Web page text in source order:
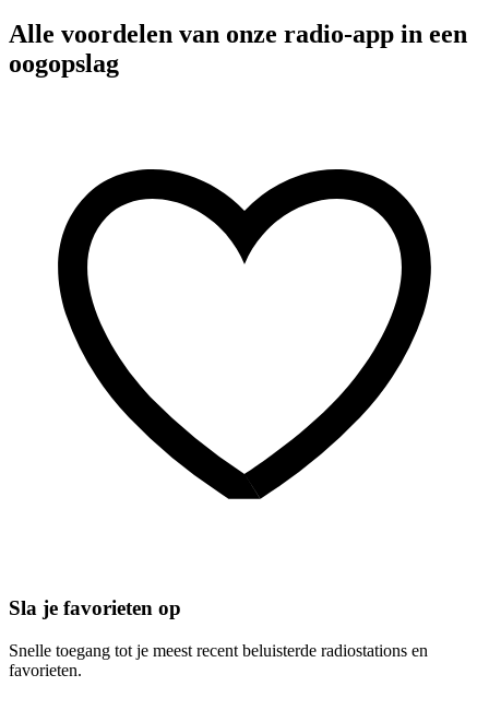
Alle voordelen van onze radio-app in een
oogopslag
Sla je favorieten op
Snelle toegang tot je meest recent beluisterde radiostations en
favorieten.